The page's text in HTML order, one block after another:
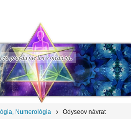
pravdu nie len v medicíne.
Numerológia Odyseov návrat